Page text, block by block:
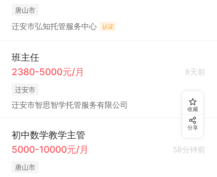
唐山市
迁安市弘知托管服务中心 认证
班主任
2380-5000元/月
8天前
迁安市
迁安市智思智学托管服务有限公司
初中数学教学主管
5000-10000元/月
58分钟前
唐山市
收藏
分享